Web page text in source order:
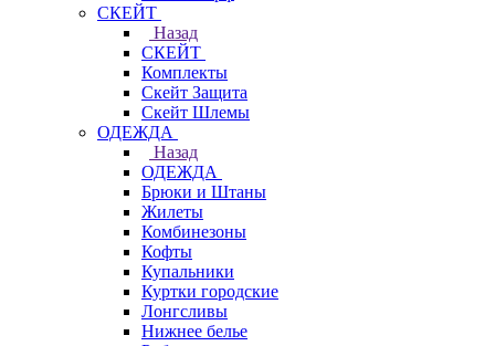
СКЕЙТ
Назад
СКЕЙТ
Комплекты
Скейт Защита
Скейт Шлемы
ОДЕЖДА
Назад
ОДЕЖДА
Брюки и Штаны
Жилеты
Комбинезоны
Кофты
Купальники
Куртки городские
Лонгсливы
Нижнее белье